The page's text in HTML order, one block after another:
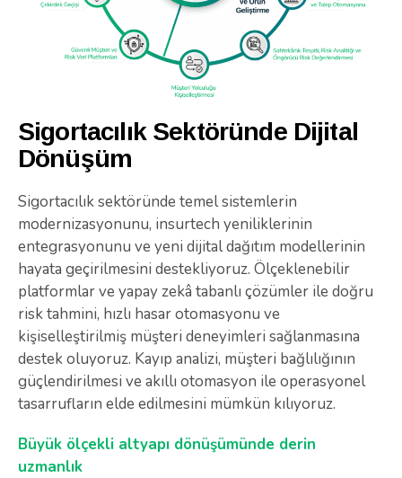
Sigortacılık Sektöründe Dijital
Dönüşüm
Sigortacılık sektöründe temel sistemlerin
modernizasyonunu, insurtech yeniliklerinin
entegrasyonunu ve yeni dijital dağıtım modellerinin
hayata geçirilmesini destekliyoruz. Ölçeklenebilir
platformlar ve yapay zekâ tabanlı çözümler ile doğru
risk tahmini, hızlı hasar otomasyonu ve
kişiselleştirilmiş müşteri deneyimleri sağlanmasına
destek oluyoruz. Kayıp analizi, müşteri bağlılığının
güçlendirilmesi ve akıllı otomasyon ile operasyonel
tasarrufların elde edilmesini mümkün kılıyoruz.
Büyük ölçekli altyapı dönüşümünde derin
uzmanlık